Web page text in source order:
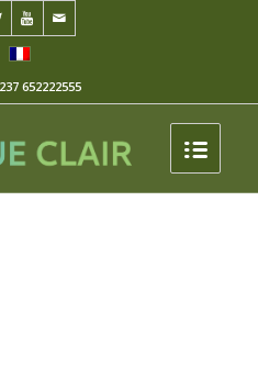
652222555